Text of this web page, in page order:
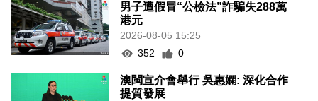
男子遭假冒“公檢法”詐騙失288萬
港元
2026-08-05 15:25
352
0
澳閩宣介會舉行 吳惠嫻: 深化合作
提質發展